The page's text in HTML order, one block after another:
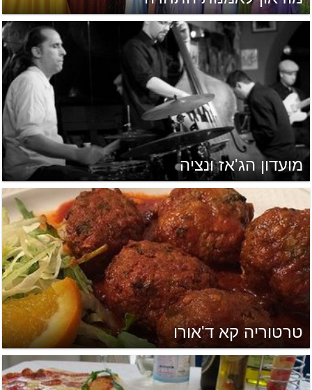
מועדון הג'אז ונציה
טרטוריה קא ד'אורו